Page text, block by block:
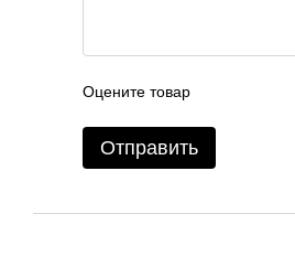
Оцените товар
Отправить